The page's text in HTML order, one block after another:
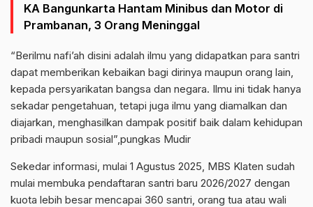
KA Bangunkarta Hantam Minibus dan Motor di
Prambanan, 3 Orang Meninggal
“Berilmu nafi’ah disini adalah ilmu yang didapatkan para santri
dapat memberikan kebaikan bagi dirinya maupun orang lain,
kepada persyarikatan bangsa dan negara. Ilmu ini tidak hanya
sekadar pengetahuan, tetapi juga ilmu yang diamalkan dan
diajarkan, menghasilkan dampak positif baik dalam kehidupan
pribadi maupun sosial”,pungkas Mudir
Sekedar informasi, mulai 1 Agustus 2025, MBS Klaten sudah
mulai membuka pendaftaran santri baru 2026/2027 dengan
kuota lebih besar mencapai 360 santri, orang tua atau wali